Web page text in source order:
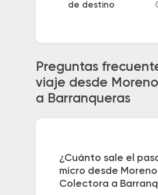
de destino
Preguntas
viaje desde
a Barranqueras
¿Cuánto sale el
micro desde Moreno
Colectora a